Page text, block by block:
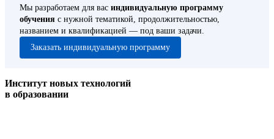
Мы разработаем для вас индивидуальную программу
обучения с нужной тематикой, продолжительностью,
названием и квалификацией — под ваши задачи.
Заказать индивидуальную программу
Институт новых технологий
в образовании